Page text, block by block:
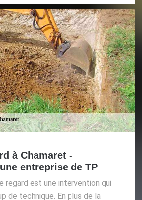
à Chamaret -
entreprise de TP
regard est une intervention qui
de technique. En plus de la